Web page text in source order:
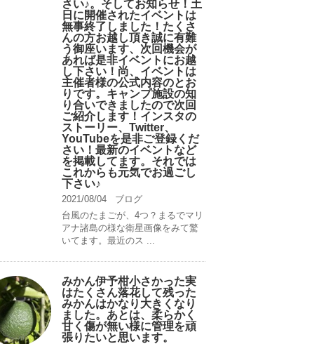
さい♪。そしてお知らせ！土
日に開催されたイベントは
無事終了しました！たくさ
んの方お越し頂き誠に有難
う御座います、次回機会が
あれば是非イベントにお越
し下さい！尚、イベントは
主催者様の公式内容のとお
りです。キャンプ️施設の知
り合いできましたので次回
ご紹介します！インスタの
ストーリー、Twitter、
YouTubeを是非ご登録くだ
さい！最新のイベントなど
を掲載してます。それでは
これからも元気でお過ごし
下さい♪
2021/08/04
ブログ
台風のたまごが、4つ？まるでマリ
アナ諸島の様な衛星画像をみて驚
いてます。最近のス ...
みかん伊予柑小さかった実
はたくさん落花して残った
みかんはかなり大きくなり
ました。あとは、柔らかく
甘く傷が無い様に管理を頑
張りたいと思います。